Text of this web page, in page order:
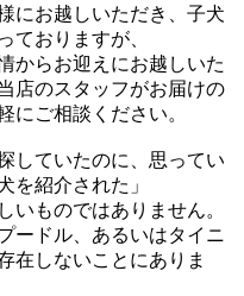
にお越しいただき、子犬
ておりますが、
からお迎えにお越しいた
店のスタッフがお届けの
にご相談ください。
していたのに、思ってい
を紹介された」
いものではありません。
ードル、あるいはタイニ
在しないことにありま